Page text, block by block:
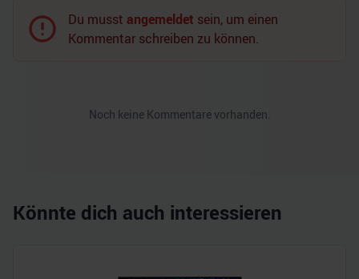
Du musst angemeldet sein, um einen
Kommentar schreiben zu können.
Noch keine Kommentare vorhanden.
Könnte dich auch interessieren